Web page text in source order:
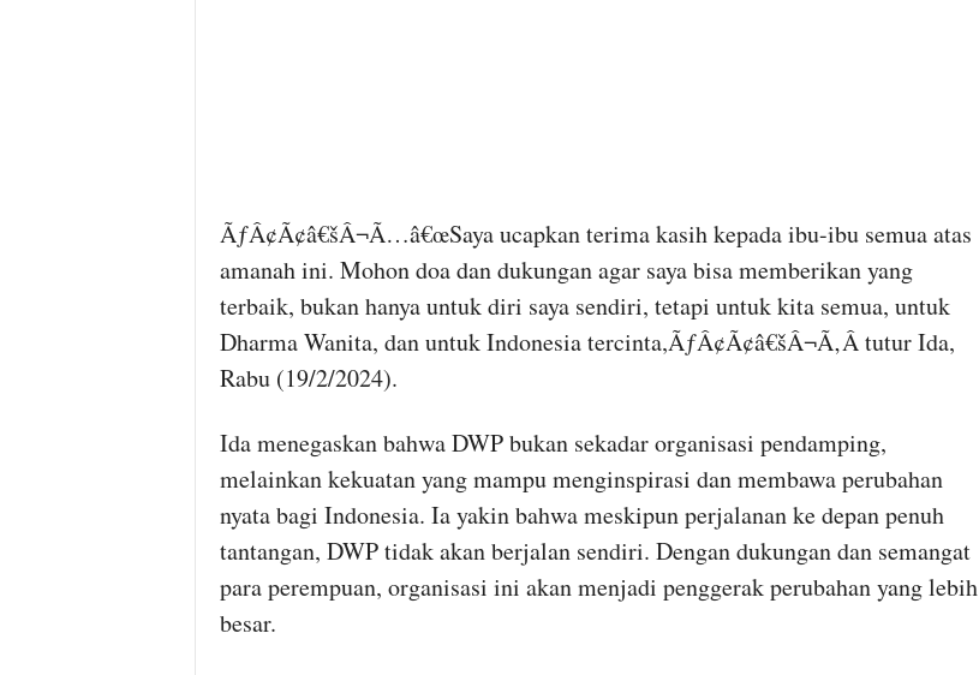
ÃƒÂ¢Ã¢â€šÂ¬Ã…â€œSaya ucapkan terima kasih kepada ibu-ibu semua atas
amanah ini. Mohon doa dan dukungan agar saya bisa memberikan yang
terbaik, bukan hanya untuk diri saya sendiri, tetapi untuk kita semua, untuk
Dharma Wanita, dan untuk Indonesia tercinta,ÃƒÂ¢Ã¢â€šÂ¬Ã‚Â tutur Ida,
Rabu (19/2/2024).
Ida menegaskan bahwa DWP bukan sekadar organisasi pendamping,
melainkan kekuatan yang mampu menginspirasi dan membawa perubahan
nyata bagi Indonesia. Ia yakin bahwa meskipun perjalanan ke depan penuh
tantangan, DWP tidak akan berjalan sendiri. Dengan dukungan dan semangat
para perempuan, organisasi ini akan menjadi penggerak perubahan yang lebih
besar.